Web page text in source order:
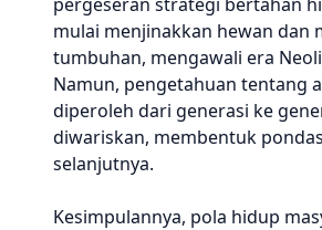
mulai menjinakkan hewan dan
tumbuhan, mengawali era
Namun, pengetahuan tentang
diperoleh dari generasi ke
diwariskan, membentuk
selanjutnya.
Kesimpulannya, pola hidup